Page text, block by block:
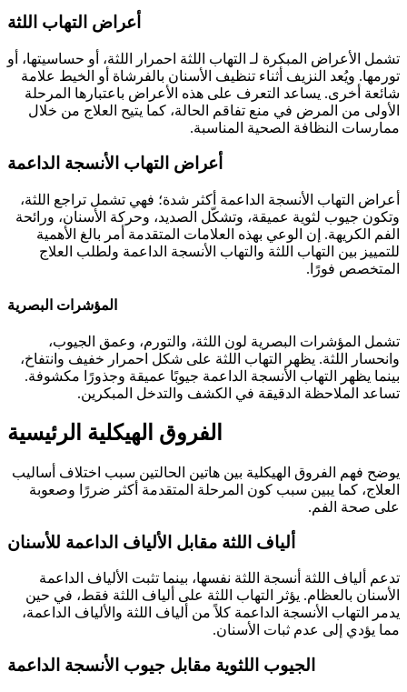
أعراض التهاب اللثة
تشمل الأعراض المبكرة لـ التهاب اللثة احمرار اللثة، أو حساسيتها، أو
تورمها. ويُعد النزيف أثناء تنظيف الأسنان بالفرشاة أو الخيط علامة
شائعة أخرى. يساعد التعرف على هذه الأعراض باعتبارها المرحلة
الأولى من المرض في منع تفاقم الحالة، كما يتيح العلاج من خلال
ممارسات النظافة الصحية المناسبة.
أعراض التهاب الأنسجة الداعمة
أعراض التهاب الأنسجة الداعمة أكثر شدة؛ فهي تشمل تراجع اللثة،
وتكون جيوب لثوية عميقة، وتشكّل الصديد، وحركة الأسنان، ورائحة
الفم الكريهة. إن الوعي بهذه العلامات المتقدمة أمر بالغ الأهمية
للتمييز بين التهاب اللثة والتهاب الأنسجة الداعمة ولطلب العلاج
المتخصص فورًا.
المؤشرات البصرية
تشمل المؤشرات البصرية لون اللثة، والتورم، وعمق الجيوب،
وانحسار اللثة. يظهر التهاب اللثة على شكل احمرار خفيف وانتفاخ،
بينما يظهر التهاب الأنسجة الداعمة جيوبًا عميقة وجذورًا مكشوفة.
تساعد الملاحظة الدقيقة في الكشف والتدخل المبكرين.
الفروق الهيكلية الرئيسية
يوضح فهم الفروق الهيكلية بين هاتين الحالتين سبب اختلاف أساليب
العلاج، كما يبين سبب كون المرحلة المتقدمة أكثر ضررًا وصعوبة
على صحة الفم.
ألياف اللثة مقابل الألياف الداعمة للأسنان
تدعم ألياف اللثة أنسجة اللثة نفسها، بينما تثبت الألياف الداعمة
الأسنان بالعظام. يؤثر التهاب اللثة على ألياف اللثة فقط، في حين
يدمر التهاب الأنسجة الداعمة كلاً من ألياف اللثة والألياف الداعمة،
مما يؤدي إلى عدم ثبات الأسنان.
الجيوب اللثوية مقابل جيوب الأنسجة الداعمة